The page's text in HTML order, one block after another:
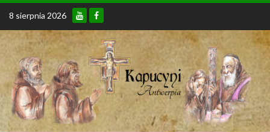
Skip
content
8 sierpnia 2026